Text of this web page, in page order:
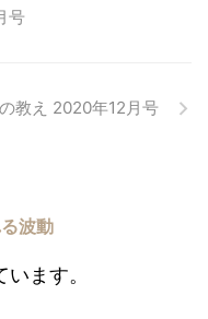
号
教え 2020年12月号
波動
ます。